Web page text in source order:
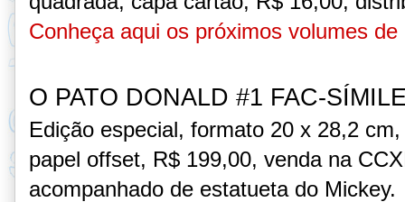
Conheça aqui os próximos volumes de
O PATO DONALD #1 FAC-
Edição especial, formato 20 x 28,2
papel offset, R$ 199,00, venda na
acompanhado de estatueta do Mickey.